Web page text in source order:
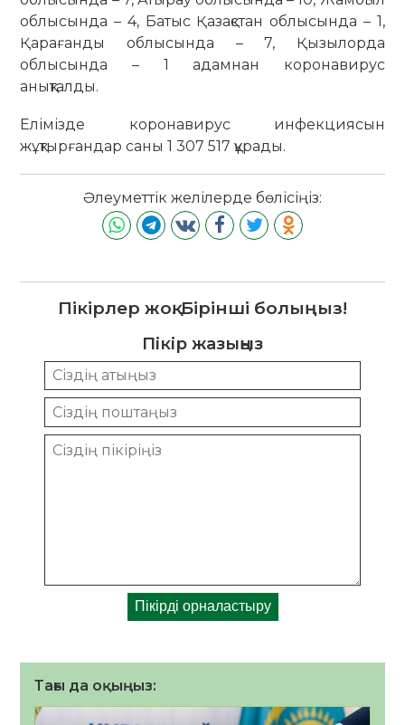
облысында – 4, Батыс Қазақстан облысында – 1,
Қарағанды облысында – 7, Қызылорда
облысында – 1 адамнан коронавирус
анықталды.
Елімізде коронавирус инфекциясын
жұқтырғандар саны 1 307 517 құрады.
Әлеуметтік желілерде бөлісіңіз:
Пікірлер жоқ. Бірінші болыңыз!
Пікір жазыңыз
Тағы да оқыңыз: